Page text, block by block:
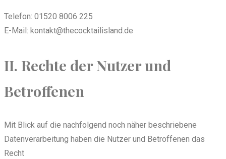
Telefon: 01520 8006 225
E-Mail: kontakt@thecocktailisland.de
II. Rechte der Nutzer und
Betroffenen
Mit Blick auf die nachfolgend noch näher beschriebene
Datenverarbeitung haben die Nutzer und Betroffenen das
Recht